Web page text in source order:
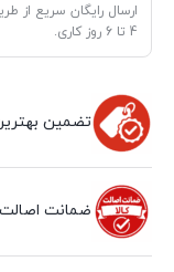
ارسال رایگان سریع از
4 تا 6 روز کاری.
تضمین
ضمانت اصالت